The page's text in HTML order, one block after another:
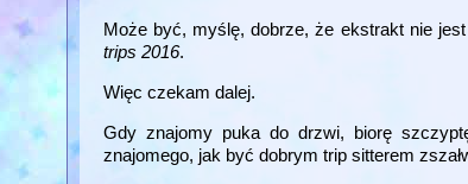
Może być, myślę, dobrze, że ekstrakt nie
trips 2016.
Więc czekam dalej.
Gdy znajomy puka do drzwi, biorę
znajomego, jak być dobrym trip sitterem